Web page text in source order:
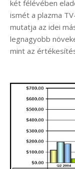
két félévében
ismét a plazma
mutatja az idei
legnagyobb
mint az